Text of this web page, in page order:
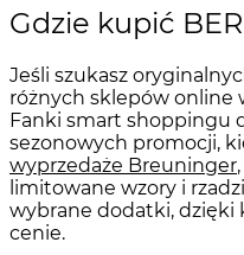
Gdzie kupić
Jeśli szukasz
różnych sklepów online
Fanki smart shoppingu
sezonowych promocji,
wyprzedaże Breuninger
limitowane wzory i
wybrane dodatki, dzięki
cenie.